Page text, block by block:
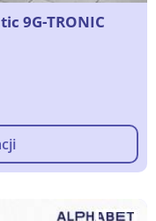
9G-TRONIC